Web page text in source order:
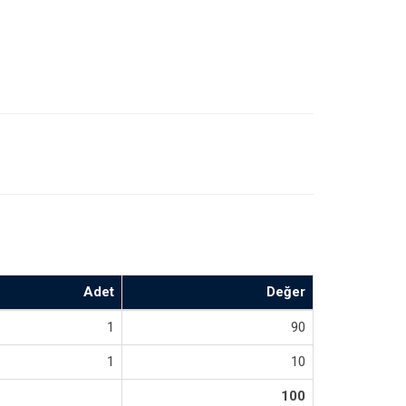
Adet Değer
1 90
1 10
100